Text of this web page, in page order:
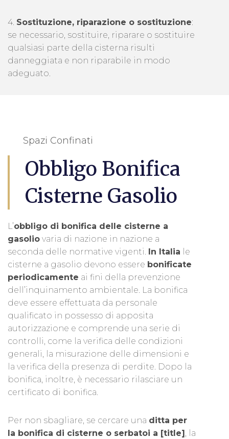
4. Sostituzione, riparazione o sostituzione:
se necessario, sostituire, riparare o sostituire
qualsiasi parte della cisterna risulti
danneggiata e non riparabile in modo
adeguato.
Spazi Confinati
Obbligo Bonifica
Cisterne Gasolio
L’obbligo di bonifica delle cisterne a
gasolio varia di nazione in nazione a
seconda delle normative vigenti. In Italia le
cisterne a gasolio devono essere bonificate
periodicamente ai fini della prevenzione
dell’inquinamento ambientale. La bonifica
deve essere effettuata da personale
qualificato in possesso di apposita
autorizzazione e comprende una serie di
controlli, come la verifica delle condizioni
generali, la misurazione delle dimensioni e
la verifica della presenza di perdite. Dopo la
bonifica, inoltre, è necessario rilasciare un
certificato di bonifica.
Per non sbagliare, se cercare una ditta per
la bonifica di cisterne o serbatoi a [title] , la